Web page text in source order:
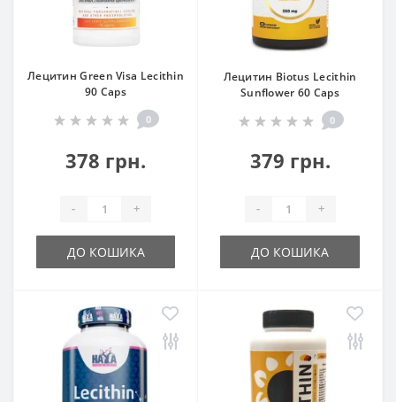
Лецитин Green Visa Lecithin
90 Caps
0
378 грн.
- +
ДО КОШИКА
Лецитин Biotus Lecithin
Sunflower 60 Caps
0
379 грн.
- +
ДО КОШИКА